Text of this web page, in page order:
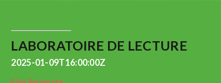
LABORATOIRE DE LECTURE
2025-01-09T16:00:00Z